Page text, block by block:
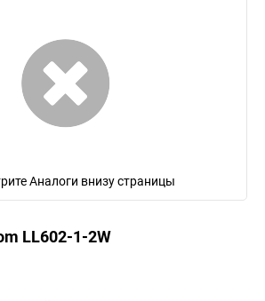
Аналоги внизу страницы
LL602-1-2W